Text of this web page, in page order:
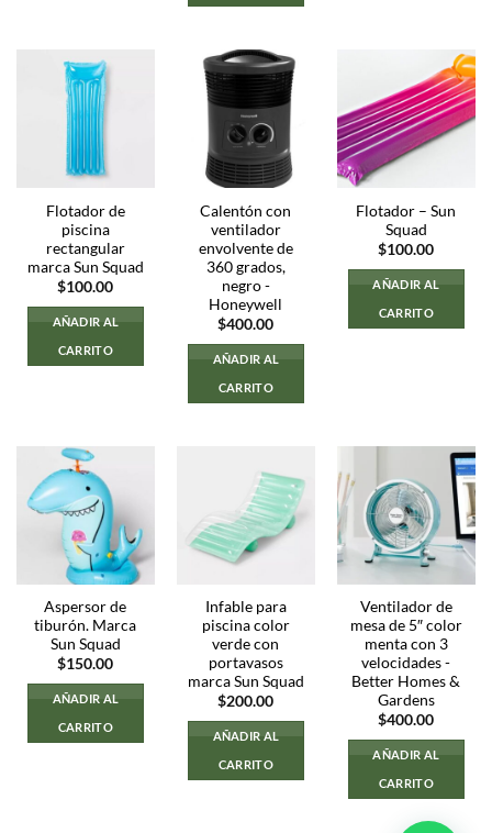
Flotador de
piscina
rectangular
marca Sun Squad
$100.00
AÑADIR AL
CARRITO
Calentón con
ventilador
envolvente de
360 ​​grados,
negro -
Honeywell
$400.00
AÑADIR AL
CARRITO
Flotador – Sun
Squad
$100.00
AÑADIR AL
CARRITO
Aspersor de
tiburón. Marca
Sun Squad
$150.00
AÑADIR AL
CARRITO
Infable para
piscina color
verde con
portavasos
marca Sun Squad
$200.00
AÑADIR AL
CARRITO
Ventilador de
mesa de 5″ color
menta con 3
velocidades -
Better Homes &
Gardens
$400.00
AÑADIR AL
CARRITO